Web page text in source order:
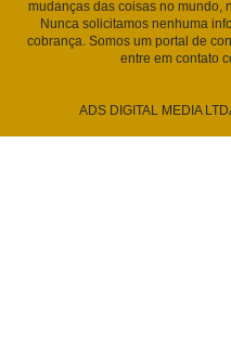
mudanças das coisas no mundo,
Nunca solicitamos nenhuma
cobrança. Somos um portal de
entre em contato
ADS DIGITAL MEDIA